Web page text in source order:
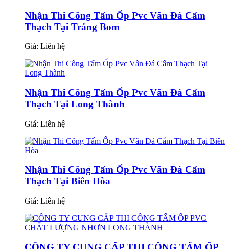
Nhận Thi Công Tấm Ốp Pvc Vân Đá Cẩm
Thạch Tại Trảng Bom
Giá: Liên hệ
Nhận Thi Công Tấm Ốp Pvc Vân Đá Cẩm
Thạch Tại Long Thành
Giá: Liên hệ
Nhận Thi Công Tấm Ốp Pvc Vân Đá Cẩm
Thạch Tại Biên Hòa
Giá: Liên hệ